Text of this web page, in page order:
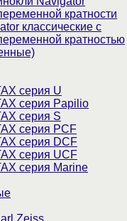
кратности
классические с
кратностью
серия U
серия Papilio
серия S
серия PCF
серия DCF
серия UCF
серия Marine
Zeiss